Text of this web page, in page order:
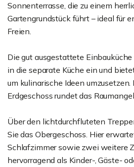
Sonnenterrasse, die zu einem
Gartengrundstück führt – ideal für
Freien.
Die gut ausgestattete
in die separate Küche ein und
um kulinarische Ideen
Erdgeschoss rundet das
Über den lichtdurchfluteten
Sie das Obergeschoss. Hier
Schlafzimmer sowie zwei weitere
hervorragend als Kinder-, Gäste-